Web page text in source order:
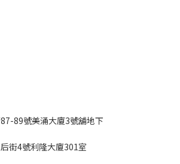
89號美涌大廈3號舖地下
街4號利隆大廈301室